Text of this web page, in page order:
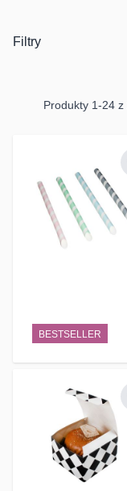
Filtry
Produkty 1-24z
BESTSELLER